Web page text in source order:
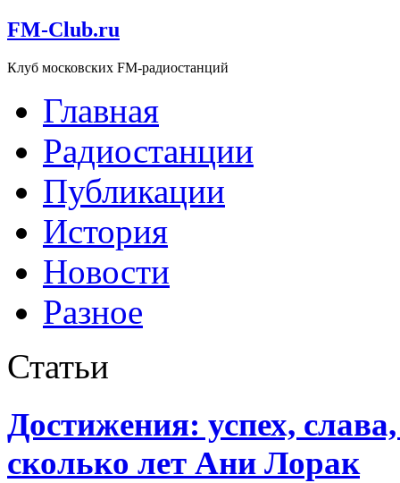
FM-Club.ru
Клуб московских FM-радиостанций
Главная
Радиостанции
Публикации
История
Новости
Разное
Статьи
Достижения: успех, слава,
сколько лет Ани Лорак